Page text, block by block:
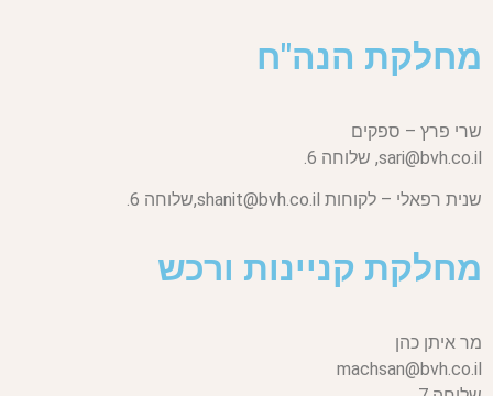
מחלקת הנה"ח
שרי פרץ – ספקים
sari@bvh.co.il, שלוחה 6.
שנית רפאלי – לקוחות shanit@bvh.co.il, שלוחה 6.
מחלקת קניינות ורכש
מר איתן כהן
machsan@bvh.co.il